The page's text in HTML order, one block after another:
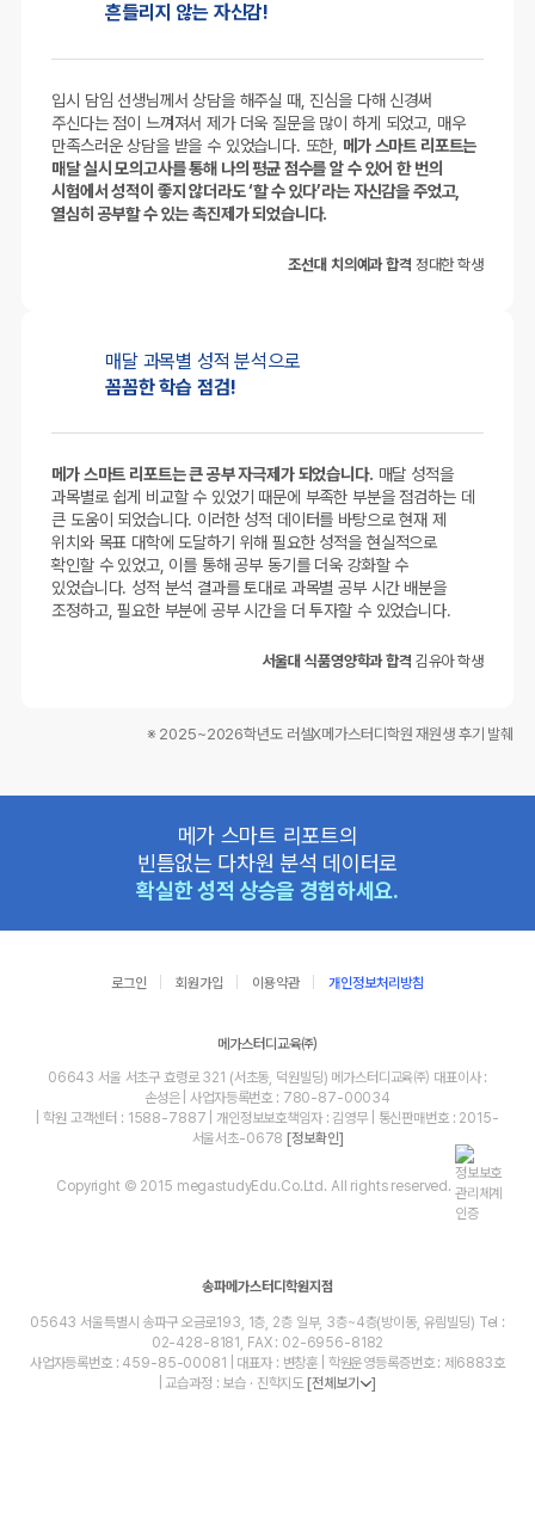
흔들리지 않는 자신감!
입시 담임 선생님께서 상담을 해주실 때, 진심을 다해 신경써
주신다는 점이 느껴져서 제가 더욱 질문을 많이 하게 되었고, 매우
만족스러운 상담을 받을 수 있었습니다. 또한, 메가 스마트 리포트는
매달 실시 모의고사를 통해 나의 평균 점수를 알 수 있어 한 번의
시험에서 성적이 좋지 않더라도 ‘할 수 있다’라는 자신감을 주었고,
열심히 공부할 수 있는 촉진제가 되었습니다.
조선대 치의예과 합격 정대한 학생
매달 과목별 성적 분석으로
꼼꼼한 학습 점검!
메가 스마트 리포트는 큰 공부 자극제가 되었습니다. 매달 성적을
과목별로 쉽게 비교할 수 있었기 때문에 부족한 부분을 점검하는 데
큰 도움이 되었습니다. 이러한 성적 데이터를 바탕으로 현재 제
위치와 목표 대학에 도달하기 위해 필요한 성적을 현실적으로
확인할 수 있었고, 이를 통해 공부 동기를 더욱 강화할 수
있었습니다. 성적 분석 결과를 토대로 과목별 공부 시간 배분을
조정하고, 필요한 부분에 공부 시간을 더 투자할 수 있었습니다.
서울대 식품영양학과 합격 김유아 학생
※ 2025~2026학년도 러셀X메가스터디학원 재원생 후기 발췌
메가 스마트 리포트의
빈틈없는 다차원 분석 데이터로
확실한 성적 상승을 경험하세요.
로그인 회원가입 이용약관 개인정보처리방침
메가스터디교육㈜
06643 서울 서초구 효령로 321 (서초동, 덕원빌딩) 메가스터디교육㈜ 대표이사 :
손성은 | 사업자등록번호 : 780-87-00034
| 학원 고객센터 : 1588-7887 | 개인정보보호책임자 : 김영무 | 통신판매번호 : 2015-
서울서초-0678 [정보확인]
Copyright © 2015 megastudyEdu.Co.Ltd. All rights reserved.
송파메가스터디학원지점
05643 서울특별시 송파구 오금로193, 1층, 2층 일부, 3층~4층(방이동, 유림빌딩) Tel :
02-428-8181, FAX : 02-6956-8182
사업자등록번호 : 459-85-00081 | 대표자 : 변창훈 | 학원운영등록증번호 : 제6883호
| 교습과정 : 보습 · 진학지도 [전체보기 ]